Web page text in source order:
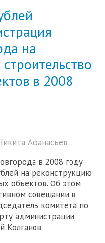
на
в 2008
Афанасьев
в 2008 году
на реконструкцию
объектов. Об этом
совещании в
комитета по
администрации
Колганов.